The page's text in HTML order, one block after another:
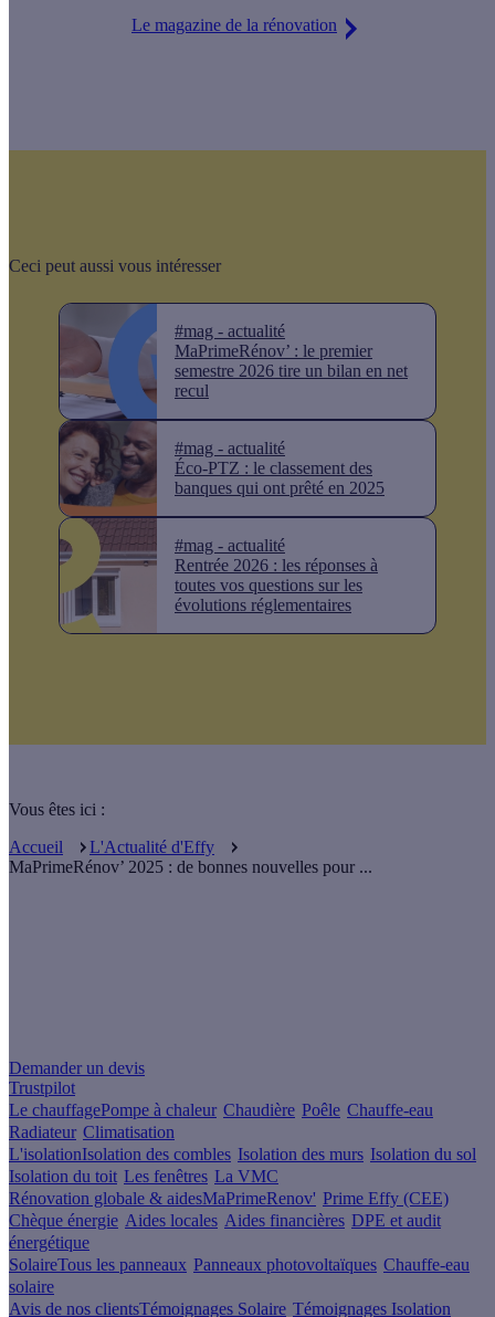
Le magazine de la rénovation
Ceci peut aussi vous intéresser
#mag - actualité
MaPrimeRénov’ : le premier
semestre 2026 tire un bilan en net
recul
#mag - actualité
Éco-PTZ : le classement des
banques qui ont prêté en 2025
#mag - actualité
Rentrée 2026 : les réponses à
toutes vos questions sur les
évolutions réglementaires
Vous êtes ici :
Accueil
L'Actualité d'Effy
MaPrimeRénov’ 2025 : de bonnes nouvelles pour ...
Demander un devis
Trustpilot
Le chauffagePompe à chaleur Chaudière Poêle Chauffe-eau
Radiateur Climatisation
L'isolationIsolation des combles Isolation des murs Isolation du sol
Isolation du toit Les fenêtres La VMC
Rénovation globale & aidesMaPrimeRenov' Prime Effy (CEE)
Chèque énergie Aides locales Aides financières DPE et audit
énergétique
SolaireTous les panneaux Panneaux photovoltaïques Chauffe-eau
solaire
Avis de nos clientsTémoignages Solaire Témoignages Isolation